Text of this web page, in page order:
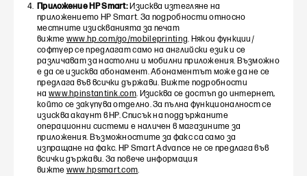
Приложение HP Smart:Изисква изтегляне на
приложението HP Smart. За подробности относно
местните изискванията за печат
вижте www.hp.com/go/mobileprinting. Някои функции/
софтуер се предлагат само на английски език и се
различават за настолни и мобилни приложения. Възможно
е да се изисква абонамент. Абонаментът може да не се
предлага във всички държави. Вижте подробности
на www.hpinstantink.com. Изисква се достъп до интернет,
който се закупува отделно. За пълна функционалност се
изисква акаунт в HP. Списък на поддържаните
операционни системи е наличен в магазините за
приложения. Възможностите за факс са само за
изпращане на факс. HP Smart Advance не се предлага във
всички държави. За повече информация
вижте www.hpsmart.com.